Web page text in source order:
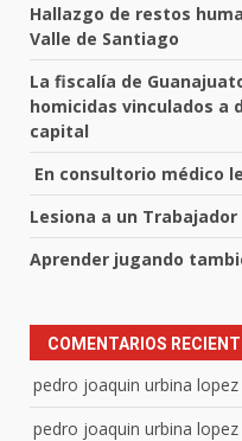
Hallazgo de restos
Valle de Santiago
La fiscalía de
homicidas vinculados a
capital
En consultorio médico
Lesiona a un
Aprender jugando
COMENTARIOS
pedro joaquin urbina lopez
pedro joaquin urbina lopez